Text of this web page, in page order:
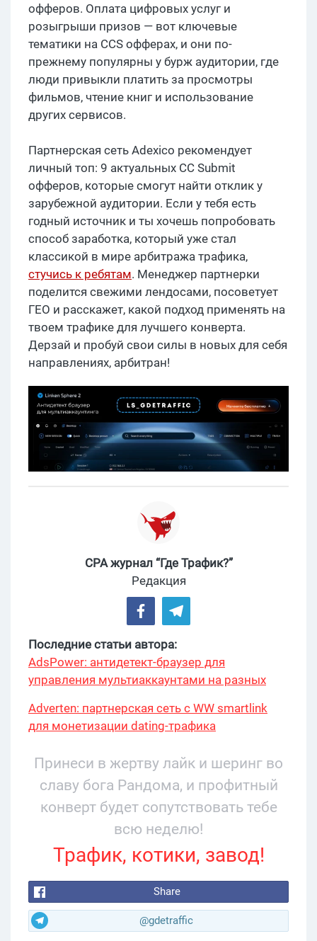
офферов. Оплата цифровых услуг и
розыгрыши призов — вот ключевые
тематики на CCS офферах, и они по-
прежнему популярны у бурж аудитории, где
люди привыкли платить за просмотры
фильмов, чтение книг и использование
других сервисов.
Партнерская сеть Adexico рекомендует
личный топ: 9 актуальных CC Submit
офферов, которые смогут найти отклик у
зарубежной аудитории. Если у тебя есть
годный источник и ты хочешь попробовать
способ заработка, который уже стал
классикой в мире арбитража трафика,
стучись к ребятам. Менеджер партнерки
поделится свежими лендосами, посоветует
ГЕО и расскажет, какой подход применять на
твоем трафике для лучшего конверта.
Дерзай и пробуй свои силы в новых для себя
направлениях, арбитран!
CPA журнал “Где Трафик?”
Редакция
Последние статьи автора:
AdsPower: антидетект-браузер для
управления мультиаккаунтами на разных
Adverten: партнерская сеть с WW smartlink
для монетизации dating-трафика
Принеси в жертву лайк и шеринг во
славу бога Рандома, и профитный
конверт будет сопутствовать тебе
всю неделю!
Трафик, котики, завод!
Share
@gdetraffic